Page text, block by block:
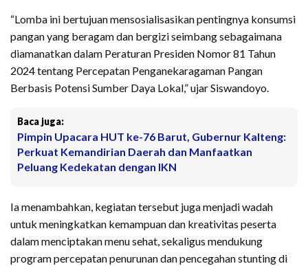
“Lomba ini bertujuan mensosialisasikan pentingnya konsumsi
pangan yang beragam dan bergizi seimbang sebagaimana
diamanatkan dalam Peraturan Presiden Nomor 81 Tahun
2024 tentang Percepatan Penganekaragaman Pangan
Berbasis Potensi Sumber Daya Lokal,” ujar Siswandoyo.
Baca juga:
Pimpin Upacara HUT ke-76 Barut, Gubernur Kalteng:
Perkuat Kemandirian Daerah dan Manfaatkan
Peluang Kedekatan dengan IKN
Ia menambahkan, kegiatan tersebut juga menjadi wadah
untuk meningkatkan kemampuan dan kreativitas peserta
dalam menciptakan menu sehat, sekaligus mendukung
program percepatan penurunan dan pencegahan stunting di